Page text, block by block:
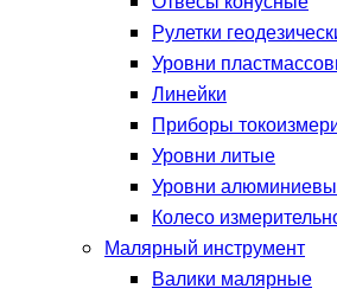
Рулетки
Уровни
Линейки
Приборы
Уровни литые
Уровни
Колесо
Малярный инструмент
Валики малярные